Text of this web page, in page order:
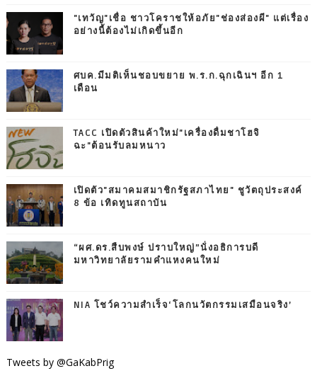
"เทวัญ"เชื่อ ชาวโคราชให้อภัย"ช่องส่องผี" แต่เรื่อง
อย่างนี้ต้องไม่เกิดขึ้นอีก
ศบค.มีมติเห็นชอบขยาย พ.ร.ก.ฉุกเฉินฯ อีก 1
เดือน
TACC เปิดตัวสินค้าใหม่"เครื่องดื่มชาโฮจิ
ฉะ"ต้อนรับลมหนาว
เปิดตัว"สมาคมสมาชิกรัฐสภาไทย" ชูวัตถุประสงค์
8 ข้อ เทิดทูนสถาบัน
“ผศ.ดร.สืบพงษ์ ปราบใหญ่”นั่งอธิการบดี
มหาวิทยาลัยรามคำแหงคนใหม่
NIA โชว์ความสำเร็จ‘โลกนวัตกรรมเสมือนจริง’
Tweets by @GaKabPrig